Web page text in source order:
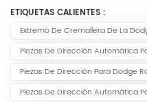
ETIQUETAS CALIENTES :
Extremo De Cremallera De La
Piezas De Dirección Automática
Piezas De Dirección Para Dodge
Piezas De Dirección Automática